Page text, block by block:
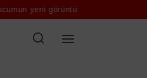
ANBAAN VİDEO
Şou-biznes Müsahibə